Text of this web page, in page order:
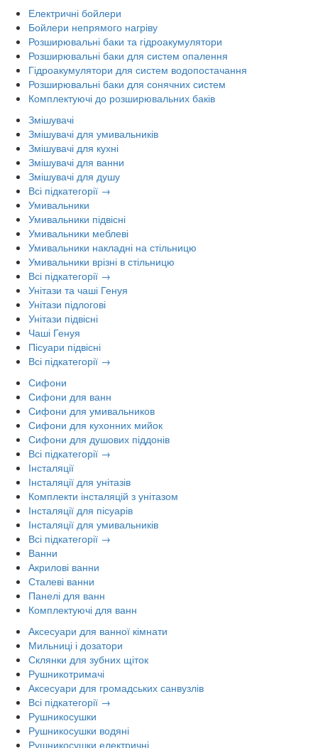
Електричні бойлери
Бойлери непрямого нагріву
Розширювальні баки та гідроакумулятори
Розширювальні баки для систем опалення
Гідроакумулятори для систем водопостачання
Розширювальні баки для сонячних систем
Комплектуючі до розширювальних баків
Змішувачі
Змішувачі для умивальників
Змішувачі для кухні
Змішувачі для ванни
Змішувачі для душу
Всі підкатегорії →
Умивальники
Умивальники підвісні
Умивальники меблеві
Умивальники накладні на стільницю
Умивальники врізні в стільницю
Всі підкатегорії →
Унітази та чаші Генуя
Унітази підлогові
Унітази підвісні
Чаші Генуя
Пісуари підвісні
Всі підкатегорії →
Сифони
Сифони для ванн
Сифони для умивальников
Сифони для кухонних мийок
Сифони для душових піддонів
Всі підкатегорії →
Інсталяції
Інсталяції для унітазів
Комплекти інсталяцій з унітазом
Інсталяції для пісуарів
Інсталяції для умивальників
Всі підкатегорії →
Ванни
Акрилові ванни
Сталеві ванни
Панелі для ванн
Комплектуючі для ванн
Аксесуари для ванної кімнати
Мильниці і дозатори
Склянки для зубних щіток
Рушникотримачі
Аксесуари для громадських санвузлів
Всі підкатегорії →
Рушникосушки
Рушникосушки водяні
Рушникосушки електричні